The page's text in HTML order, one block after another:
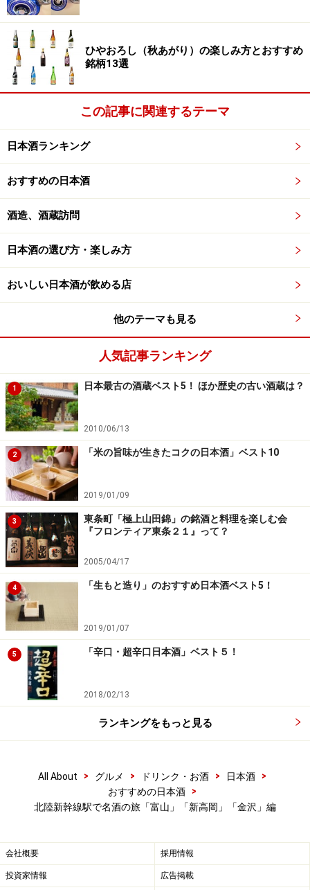
PENでご紹介した銘柄ではないが、ここでのおすすめは
「富美菊 純米中取り」
可能。
富美菊 純米 中取り 720ml
ミシュラン星付き和食店で飲める、新高岡
「勝駒」（清都酒造場）
印象的なラベル（富山県酒造組合HPより）
東京のミシュラン三ツ星（こちらは本物！）和食店でも
扱われている人気酒が新高岡にある。その名は
駒」。
明治39年創業で日露戦争の戦勝を記念にして「勝駒」と
命名された。平成12年に蔵の建物は国の有形文化財に登
録された。これはお訪ねしてみたい。酒の味わいは、癖
がなく透明度の高いクリアな味わい。そこはかとなく米
の旨味が感じられる飽きのこない味。ちなみにラベルの
ロゴは、芸術家池田満寿夫氏の作品だとか。
富山は、北陸新幹線からもちらり臨める立山連峰からの
膨大な雪解水が富山湾に注ぎ込み、甘海老やシロエビ、
寒ブリ、バイ貝、ホタルイカ、ズワイガニなど、富山な
的な食材がある富山、地酒と魚を求めて新幹線にいます
ぐ飛び乗りたくなる。
※記事内容は執筆時点のものです。最新の内容をご確認くださ
い。
※メニューや料金などのデータは、取材時または記事公開時点で
の内容です。
ひやおろし（秋あがり）の楽しみ方とおすすめ
銘柄13選
この記事に関連するテーマ
日本酒ランキング
おすすめの日本酒
酒造、酒蔵訪問
日本酒の選び方・楽しみ方
おいしい日本酒が飲める店
他のテーマも見る
人気記事ランキング
1 日本最古の酒蔵ベスト5！ ほか歴史の古い酒蔵は？
2010/06/13
2 「米の旨味が生きたコクの日本酒」ベスト10
2019/01/09
3
東条町「極上山田錦」の銘酒と料理を楽しむ会
『フロンティア東条２１』って？
2005/04/17
4 「生もと造り」のおすすめ日本酒ベスト5！
2019/01/07
5 「辛口・超辛口日本酒」ベスト５！
2018/02/13
ランキングをもっと見る
All About > グルメ > ドリンク・お酒 > 日本酒
>
おすすめの日本酒
>
北陸新幹線駅で名酒の旅「富山」「新高岡」「金沢」編
会社概要 採用情報
投資家情報 広告掲載